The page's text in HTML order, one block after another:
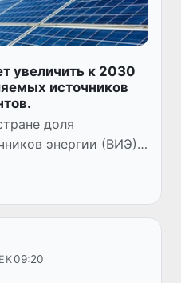
увеличить к 2030
источников
доля
энергии (ВИЭ)
от общего
электроэнергии,
на тради...
09:20